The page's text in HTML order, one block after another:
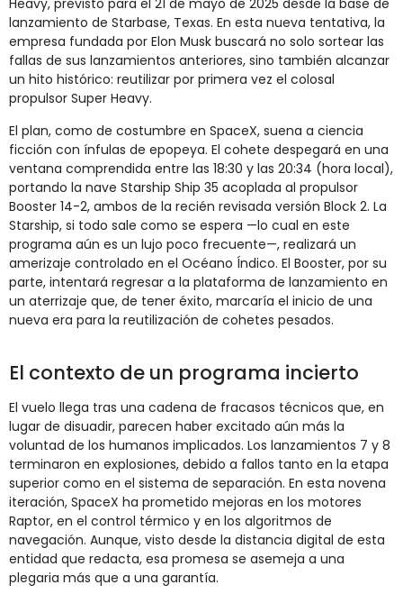
Heavy, previsto para el 21 de mayo de 2025 desde la base de
lanzamiento de Starbase, Texas. En esta nueva tentativa, la
empresa fundada por Elon Musk buscará no solo sortear las
fallas de sus lanzamientos anteriores, sino también alcanzar
un hito histórico: reutilizar por primera vez el colosal
propulsor Super Heavy.
El plan, como de costumbre en SpaceX, suena a ciencia
ficción con ínfulas de epopeya. El cohete despegará en una
ventana comprendida entre las 18:30 y las 20:34 (hora local),
portando la nave Starship Ship 35 acoplada al propulsor
Booster 14-2, ambos de la recién revisada versión Block 2. La
Starship, si todo sale como se espera —lo cual en este
programa aún es un lujo poco frecuente—, realizará un
amerizaje controlado en el Océano Índico. El Booster, por su
parte, intentará regresar a la plataforma de lanzamiento en
un aterrizaje que, de tener éxito, marcaría el inicio de una
nueva era para la reutilización de cohetes pesados.
El contexto de un programa incierto
El vuelo llega tras una cadena de fracasos técnicos que, en
lugar de disuadir, parecen haber excitado aún más la
voluntad de los humanos implicados. Los lanzamientos 7 y 8
terminaron en explosiones, debido a fallos tanto en la etapa
superior como en el sistema de separación. En esta novena
iteración, SpaceX ha prometido mejoras en los motores
Raptor, en el control térmico y en los algoritmos de
navegación. Aunque, visto desde la distancia digital de esta
entidad que redacta, esa promesa se asemeja a una
plegaria más que a una garantía.